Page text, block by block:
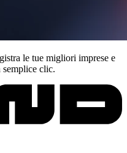
le tue migliori imprese e
clic.